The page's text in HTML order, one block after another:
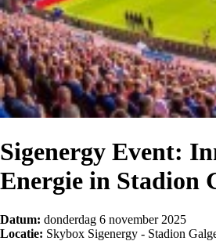
Sigenergy Event:
Energie in Stadion
Datum: donderdag 6 november 2025
Locatie: Skybox Sigenergy - Stadion